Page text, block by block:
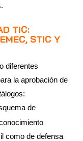
TIC:
STIC Y
diferentes
la aprobación de
de
como de defensa